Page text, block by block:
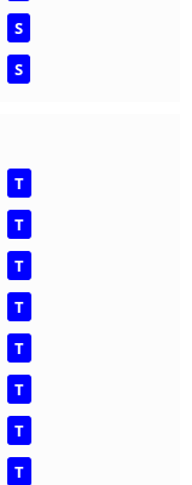
S
S
T
T
T
T
T
T
T
T